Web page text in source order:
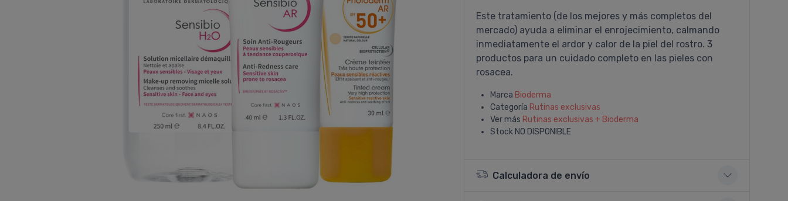
Este tratamiento (de los mejores y más completos del
mercado) ayuda a eliminar el enrojecimiento, calmando
inmediatamente el ardor y calor de la piel del rostro. 3
productos para un cuidado completo en las pieles con
rosacea.
Marca Bioderma
Categoría Rutinas exclusivas
Ver más Rutinas exclusivas + Bioderma
Stock NO DISPONIBLE
Calculadora de envío